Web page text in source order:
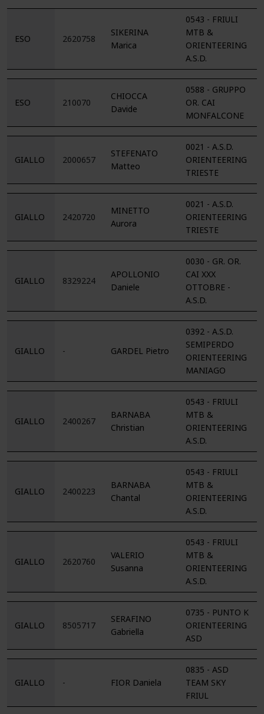
ESO 2620758
SIKERINA
Marica
0543 - FRIULI
MTB &
ORIENTEERING
A.S.D.
ESO 210070
CHIOCCA
Davide
0588 - GRUPPO
OR. CAI
MONFALCONE
GIALLO 2000657
STEFENATO
Matteo
0021 - A.S.D.
ORIENTEERING
TRIESTE
GIALLO 2420720
MINETTO
Aurora
0021 - A.S.D.
ORIENTEERING
TRIESTE
GIALLO 8329224
APOLLONIO
Daniele
0030 - GR. OR.
CAI XXX
OTTOBRE -
A.S.D.
GIALLO - GARDEL Pietro
0392 - A.S.D.
SEMIPERDO
ORIENTEERING
MANIAGO
GIALLO 2400267
BARNABA
Christian
0543 - FRIULI
MTB &
ORIENTEERING
A.S.D.
GIALLO 2400223
BARNABA
Chantal
0543 - FRIULI
MTB &
ORIENTEERING
A.S.D.
GIALLO 2620760
VALERIO
Susanna
0543 - FRIULI
MTB &
ORIENTEERING
A.S.D.
GIALLO 8505717
SERAFINO
Gabriella
0735 - PUNTO K
ORIENTEERING
ASD
GIALLO - FIOR Daniela
0835 - ASD
TEAM SKY
FRIUL